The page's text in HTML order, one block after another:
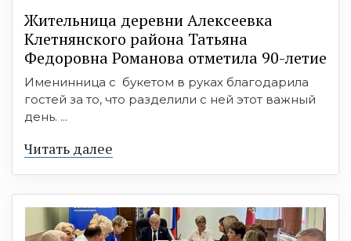
Жительница деревни Алексеевка
Клетнянского района Татьяна
Федоровна Романова отметила 90-летие
Именинница с букетом в руках благодарила
гостей за то, что разделили с ней этот важный
день. ...
Читать далее